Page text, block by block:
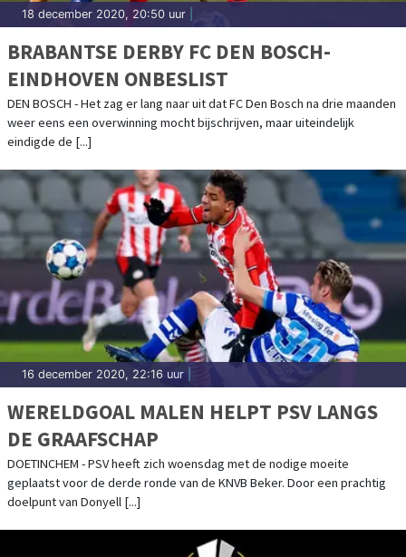
18 december 2020, 20:50 uur
BRABANTSE DERBY FC DEN BOSCH-
EINDHOVEN ONBESLIST
DEN BOSCH - Het zag er lang naar uit dat FC Den Bosch na drie maanden
weer eens een overwinning mocht bijschrijven, maar uiteindelijk
eindigde de [...]
16 december 2020, 22:16 uur
WERELDGOAL MALEN HELPT PSV LANGS
DE GRAAFSCHAP
DOETINCHEM - PSV heeft zich woensdag met de nodige moeite
geplaatst voor de derde ronde van de KNVB Beker. Door een prachtig
doelpunt van Donyell [...]